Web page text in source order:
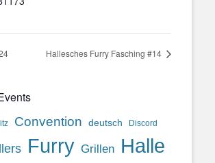
Hallesches Furry Fasching #14
Convention deutsch Discord
Furry Grillen Halle